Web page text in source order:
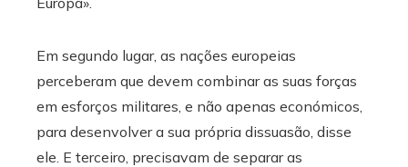
Em segundo lugar, as nações europeias
perceberam que devem combinar as suas forças
em esforços militares, e não apenas económicos,
para desenvolver a sua própria dissuasão, disse
ele. E terceiro, precisavam de separar as